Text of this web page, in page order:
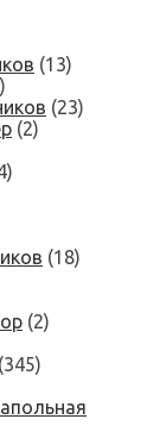
(13)
(23)
(2)
(18)
(2)
(345)